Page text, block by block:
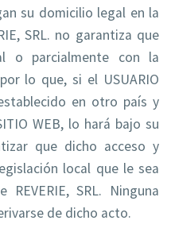
su domicilio legal en la
SRL. no garantiza que
o parcialmente con la
lo que, si el USUARIO
en otro país y
WEB, lo hará bajo su
que dicho acceso y
local que le sea
SRL. Ninguna
de dicho acto.